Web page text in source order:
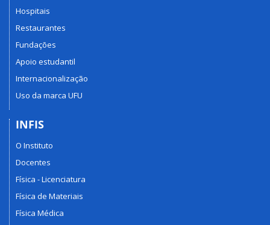
Hospitais
Restaurantes
Fundações
Apoio estudantil
Internacionalização
Uso da marca UFU
INFIS
O Instituto
Docentes
Física - Licenciatura
Física de Materiais
Física Médica